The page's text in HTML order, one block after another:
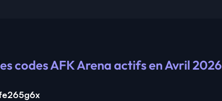
codes AFK Arena actifs en Avril 2026